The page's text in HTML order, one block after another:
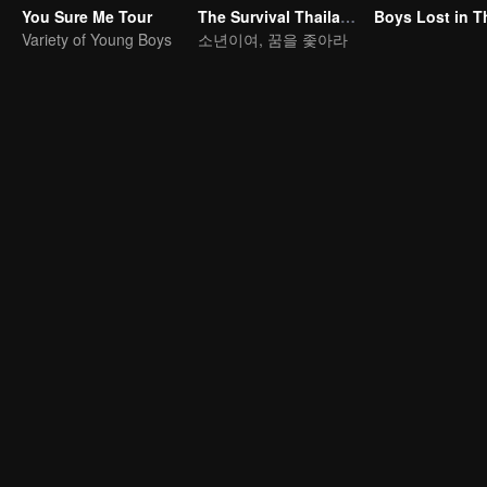
You Sure Me Tour
Variety of Young Boys
The Survival Thailand (Uncut Ver.)
소년이여, 꿈을 좇아라